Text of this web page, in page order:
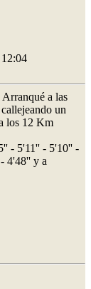
a las
un
los 12 Km
- 5'11'' - 5'10'' -
4'48'' y a